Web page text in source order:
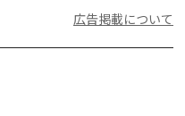
広告掲載について